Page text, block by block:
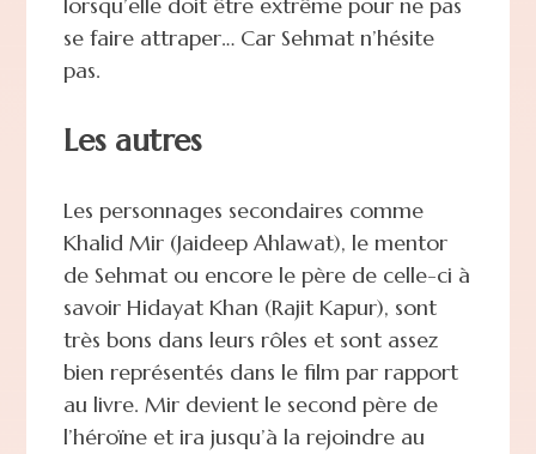
se faire attraper… Car Sehmat n’hésite
pas.
Les autres
Les personnages secondaires comme
Khalid Mir (Jaideep Ahlawat), le mentor
de Sehmat ou encore le père de celle-ci à
savoir Hidayat Khan (Rajit Kapur), sont
très bons dans leurs rôles et sont assez
bien représentés dans le film par rapport
au livre. Mir devient le second père de
l’héroïne et ira jusqu’à la rejoindre au